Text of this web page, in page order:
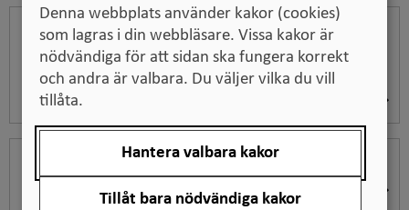
Técnico (Forma
subsequente/concomitante)
Professional education at secondary level
Gymnasieutbildning
Tecnólogo
Eftergymnasial yrkesutbildning
Denna webbplats använder kakor (cookies)
som lagras i din webbläsare. Vissa kakor är
nödvändiga för att sidan ska fungera korrekt
och andra är valbara. Du väljer vilka du vill
tillåta.
Hantera valbara kakor
Tillåt bara nödvändiga kakor